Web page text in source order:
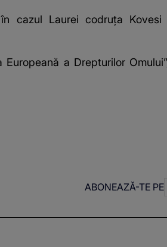
cazul Laurei codruţa Kovesi
a Drepturilor
ABONEAZĂ-TE PE